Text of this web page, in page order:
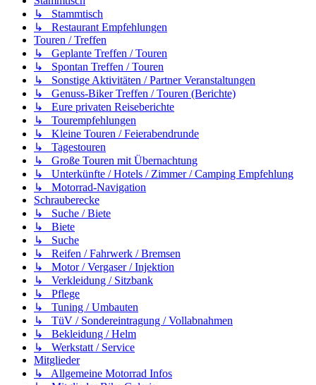
↳ Stammtisch
↳ Restaurant Empfehlungen
Touren / Treffen
↳ Geplante Treffen / Touren
↳ Spontan Treffen / Touren
↳ Sonstige Aktivitäten / Partner Veranstaltungen
↳ Genuss-Biker Treffen / Touren (Berichte)
↳ Eure privaten Reiseberichte
↳ Tourempfehlungen
↳ Kleine Touren / Feierabendrunde
↳ Tagestouren
↳ Große Touren mit Übernachtung
↳ Unterkünfte / Hotels / Zimmer / Camping Empfehlung
↳ Motorrad-Navigation
Schrauberecke
↳ Suche / Biete
↳ Biete
↳ Suche
↳ Reifen / Fahrwerk / Bremsen
↳ Motor / Vergaser / Injektion
↳ Verkleidung / Sitzbank
↳ Pflege
↳ Tuning / Umbauten
↳ TüV / Sondereintragung / Vollabnahmen
↳ Bekleidung / Helm
↳ Werkstatt / Service
Mitglieder
↳ Allgemeine Motorrad Infos